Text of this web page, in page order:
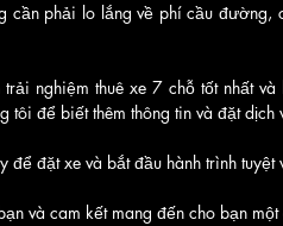
cần phải lo lắng về phí cầu đường,
nghiệm thuê xe 7 chỗ tốt nhất
tôi để biết thêm thông tin và đặt dịch
để đặt xe và bắt đầu hành trình
và cam kết mang đến cho bạn